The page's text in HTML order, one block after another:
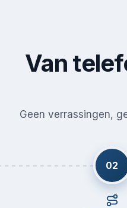
Van
Geen verrassingen,
02